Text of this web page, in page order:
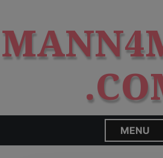
i
p
o
c
n
t
MENU